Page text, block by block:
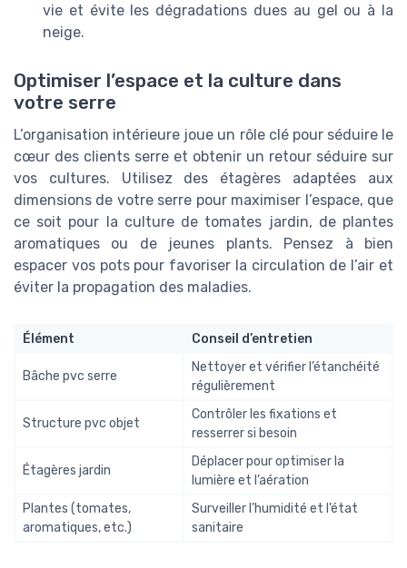
vie et évite les dégradations dues au gel ou à la
neige.
Optimiser l’espace et la culture dans
votre serre
L’organisation intérieure joue un rôle clé pour séduire le
cœur des clients serre et obtenir un retour séduire sur
vos cultures. Utilisez des étagères adaptées aux
dimensions de votre serre pour maximiser l’espace, que
ce soit pour la culture de tomates jardin, de plantes
aromatiques ou de jeunes plants. Pensez à bien
espacer vos pots pour favoriser la circulation de l’air et
éviter la propagation des maladies.
Élément Conseil d’entretien
Bâche pvc serre
Nettoyer et vérifier l’étanchéité
régulièrement
Structure pvc objet
Contrôler les fixations et
resserrer si besoin
Étagères jardin
Déplacer pour optimiser la
lumière et l’aération
Plantes (tomates,
aromatiques, etc.)
Surveiller l’humidité et l’état
sanitaire